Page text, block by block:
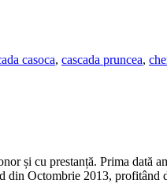
casoca, cascada pruncea,
și cu prestanță. Prima dată
Octombrie 2013, profitând